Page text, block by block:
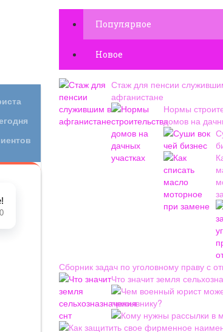
Популярное
Новое
Стаж для пенсии
афганистане
Нормы
домов на
Сборник задач по уголовному праву с
Что значит земля
Чем военный юрист
призывнику?
Кому нужны рассылки в
Как защитить свое фирменное